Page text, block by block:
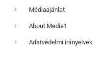
Médiaajánlat
About Media1
Adatvédelmi irányelvek